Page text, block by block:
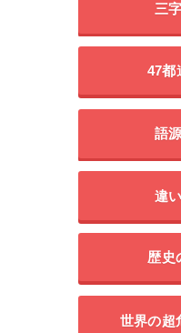
三
47都
語
違
歴史
世界の超